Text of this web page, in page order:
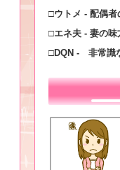
□ウトメ - 配偶者
□エネ夫 - 妻の味
□DQN - 非常識